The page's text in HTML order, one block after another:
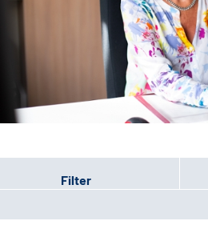
Leichte Sprache
Gebärdensprache
Filter